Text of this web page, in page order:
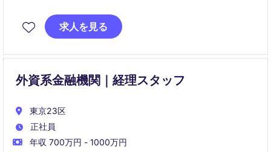
経営計画策定、業績管理、会議体運営まで幅広く関与
し、企業価値向上に直接貢献いただきます。
求人を見る
外資系金融機関｜経理スタッフ
東京23区
正社員
年収 700万円 - 1000万円